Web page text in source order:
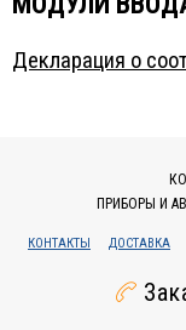
НАСОСНОЕ
TDM ELECTRIC
ГАЗОВОЕ
ЭКОМЕРА
ЗАПОРНАЯ
Декларация о
ПРИБОРЫ И
КОНТАКТЫ ДОСТАВКА